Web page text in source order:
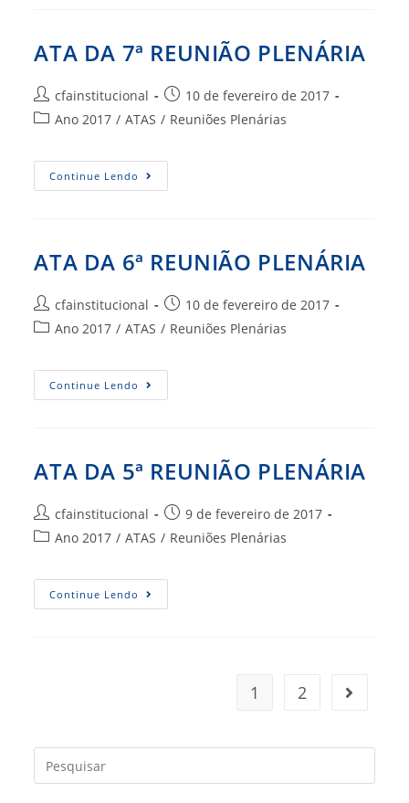
ATA DA 7ª REUNIÃO PLENÁRIA
Autor
do
cfainstitucional
Post
publicado:
10 de fevereiro de 2017
Categoria
post:
Ano 2017 / ATAS / Reuniões Plenárias
Continue Lendo ATA
DA
ATA DA 6ª REUNIÃO PLENÁRIA
Autor
do
cfainstitucional
Post
publicado:
10 de fevereiro de 2017
Categoria
post:
Ano 2017 / ATAS / Reuniões Plenárias
Continue Lendo ATA
DA
ATA DA 5ª REUNIÃO PLENÁRIA
Autor
do
cfainstitucional
Post
publicado:
9 de fevereiro de 2017
Categoria
post:
Ano 2017 / ATAS / Reuniões Plenárias
Continue Lendo ATA
DA
1 2 Ir para a
a